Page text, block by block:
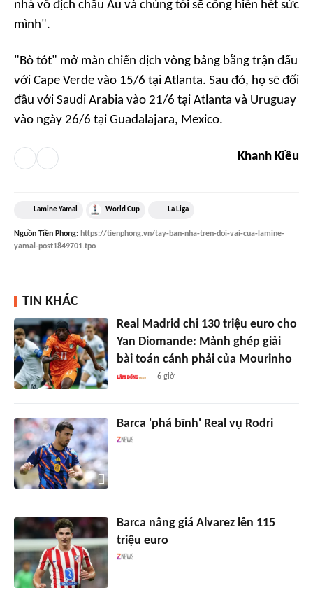
nhà vô địch châu Âu và chúng tôi sẽ cống hiến hết sức
mình".
"Bò tót" mở màn chiến dịch vòng bảng bằng trận đấu
với Cape Verde vào 15/6 tại Atlanta. Sau đó, họ sẽ đối
đầu với Saudi Arabia vào 21/6 tại Atlanta và Uruguay
vào ngày 26/6 tại Guadalajara, Mexico.
Khanh Kiều
Lamine Yamal World Cup La Liga
Nguồn Tiền Phong: https://tienphong.vn/tay-ban-nha-tren-doi-vai-cua-lamine-
yamal-post1849701.tpo
TIN KHÁC
Real Madrid chi 130 triệu euro cho
Yan Diomande: Mảnh ghép giải
bài toán cánh phải của Mourinho
6 giờ
Barca 'phá bĩnh' Real vụ Rodri
Barca nâng giá Alvarez lên 115
triệu euro